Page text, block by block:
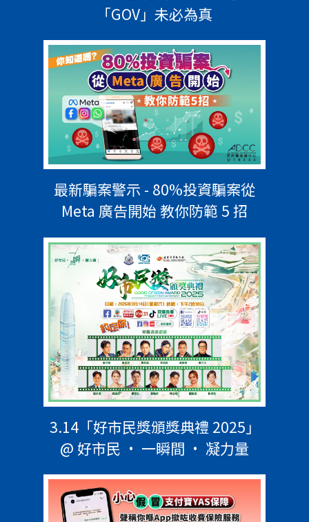
「GOV」未必為真
最新騙案警示 - 80%投資騙案從
Meta 廣告開始 教你防範 5 招
3.14「好市民獎頒獎典禮 2025」
@ 好市民 • 一瞬間 • 凝力量